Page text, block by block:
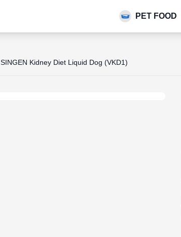
PET FOOD
SINGEN Kidney Diet Liquid Dog (VKD1)